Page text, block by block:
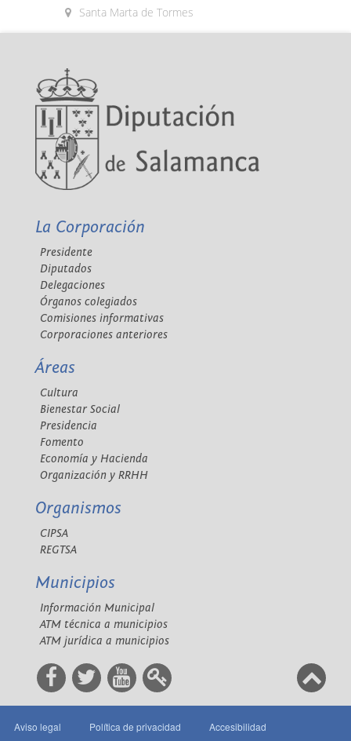
Santa Marta de Tormes
La Corporación
Presidente
Diputados
Delegaciones
Órganos colegiados
Comisiones informativas
Corporaciones anteriores
Áreas
Cultura
Bienestar Social
Presidencia
Fomento
Economía y Hacienda
Organización y RRHH
Organismos
CIPSA
REGTSA
Municipios
Información Municipal
ATM técnica a municipios
ATM jurídica a municipios
Aviso legal Política de privacidad Accesibilidad